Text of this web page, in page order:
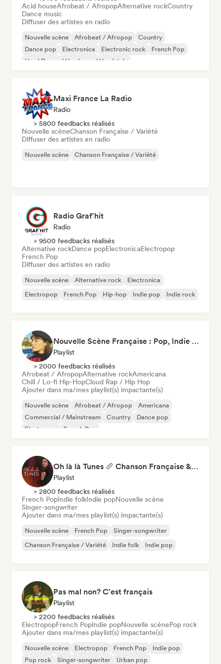
Acid houseAfrobeat / AfropopAlternative rockCountry
Dance music
Diffuser des artistes en radio
Nouvelle scène Afrobeat / Afropop
Country
Dance pop
Electronica Electronic rock
French Pop
Hard Dance / Hardcore / Hardstyle
Maxi France La Radio
Radio
> 5800 feedbacks réalisés
Nouvelle scèneChanson Française / Variété
Diffuser des artistes en radio
Nouvelle scène Chanson Française / Variété
Radio Graf'hit
Radio
> 9500 feedbacks réalisés
Alternative rockDance popElectronicaElectropop
French Pop
Diffuser des artistes en radio
Nouvelle scène Alternative rock
Electronica
Electropop
French Pop Hip-hop Indie pop Indie rock
Nouvelle Scène Française : Pop, Indie & Chanson Émergente
Playlist
> 2000 feedbacks réalisés
Afrobeat / AfropopAlternative rockAmericana
Chill / Lo-fi Hip-HopCloud Rap / Hip Hop
Ajouter dans ma/mes playlist(s) impactante(s)
Nouvelle scène Afrobeat / Afropop
Americana
Commercial / Mainstream
Country
Dance pop
Electropop
French Pop
Oh là là Tunes 🥖 Chanson Française & Nouvelle Scène Française
Playlist
> 2800 feedbacks réalisés
French PopIndie folkIndie popNouvelle scène
Singer-songwriter
Ajouter dans ma/mes playlist(s) impactante(s)
Nouvelle scène French Pop
Singer-songwriter
Chanson Française / Variété
Indie folk Indie pop
Pas mal non? C'est français
Playlist
> 2200 feedbacks réalisés
ElectropopFrench PopIndie popNouvelle scènePop rock
Ajouter dans ma/mes playlist(s) impactante(s)
Nouvelle scène Electropop French Pop
Indie pop
Pop rock
Singer-songwriter Urban pop